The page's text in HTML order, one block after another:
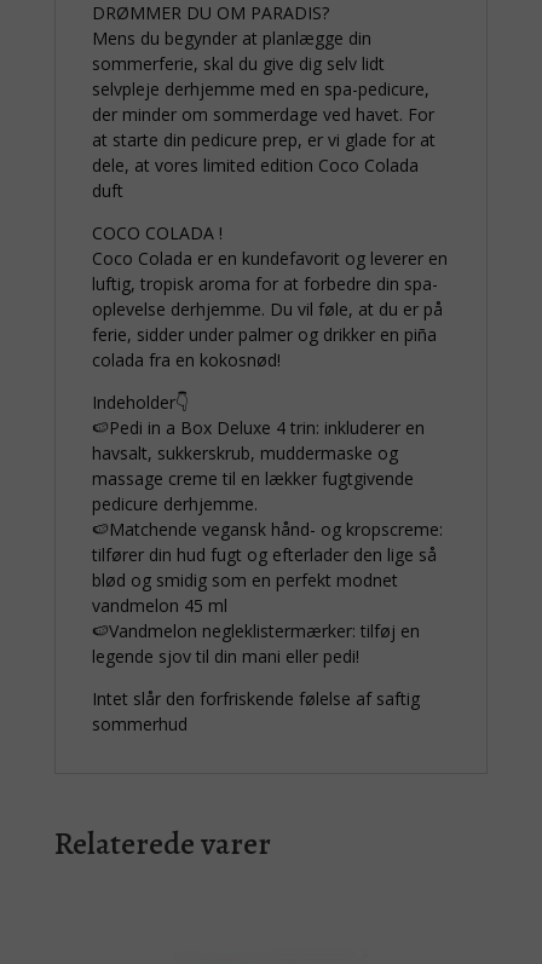
DRØMMER DU OM PARADIS?
Mens du begynder at planlægge din
sommerferie, skal du give dig selv lidt
selvpleje derhjemme med en spa-pedicure,
der minder om sommerdage ved havet. For
at starte din pedicure prep, er vi glade for at
dele, at vores limited edition Coco Colada
duft
COCO COLADA !
Coco Colada er en kundefavorit og leverer en
luftig, tropisk aroma for at forbedre din spa-
oplevelse derhjemme. Du vil føle, at du er på
ferie, sidder under palmer og drikker en piña
colada fra en kokosnød!
Indeholder👇
🍉Pedi in a Box Deluxe 4 trin: inkluderer en
havsalt, sukkerskrub, muddermaske og
massage creme til en lækker fugtgivende
pedicure derhjemme.
🍉Matchende vegansk hånd- og kropscreme:
tilfører din hud fugt og efterlader den lige så
blød og smidig som en perfekt modnet
vandmelon 45 ml
🍉Vandmelon negleklistermærker: tilføj en
legende sjov til din mani eller pedi!
Intet slår den forfriskende følelse af saftig
sommerhud
Relaterede varer